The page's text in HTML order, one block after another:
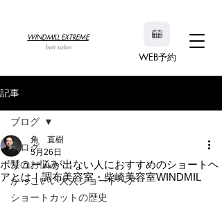
WEB予約
WINDMILL EXTREME
hair salon
記事
ブログ
髪のお悩み
かっこいい大人ショートヘア
ショートカットの歴史
ブログ
ボリュームが出ない人におすすめのショートヘ
アとは｜調布美容室・柴崎美容室WINDMIL
角 直樹
5月26日